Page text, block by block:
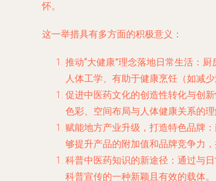
怀。
这一举措具有多方面的积极意义：
推动“大健康”理念落地日常生活 ：
人体工学、有助于健康烹饪（如减
促进中医药文化的创造性转化与创
色彩、空间布局与人体健康关系的
赋能地方产业升级，打造特色品牌
够提升产品的附加值和品牌竞争力
科普中医药知识的新途径 ：通过与
科普宣传的一种新颖且有效的载体。